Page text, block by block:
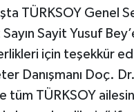
TÜRKSOY Genel
Sayın Sayit Yusuf
için teşekkür
Danışmanı Doç.
tüm TÜRKSOY